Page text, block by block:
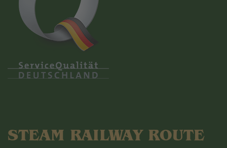
STEAM RAILWAY ROUTE